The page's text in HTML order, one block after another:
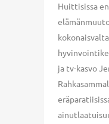
Huittisissa
ja tv-kasvo